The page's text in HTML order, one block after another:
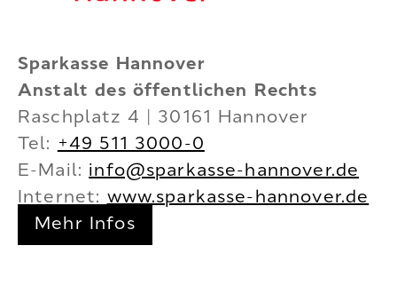
Sparkasse Hannover
Anstalt des öffentlichen Rechts
Raschplatz 4 | 30161 Hannover
Tel: +49 511 3000-0
E-Mail: info@sparkasse-hannover.de
Internet: www.sparkasse-hannover.de
Mehr Infos